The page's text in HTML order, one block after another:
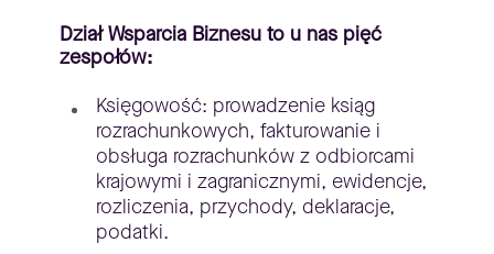
Dział Wsparcia Biznesu to u nas pięć
zespołów:
Księgowość: prowadzenie ksiąg
rozrachunkowych, fakturowanie i
obsługa rozrachunków z odbiorcami
krajowymi i zagranicznymi, ewidencje,
rozliczenia, przychody, deklaracje,
podatki.